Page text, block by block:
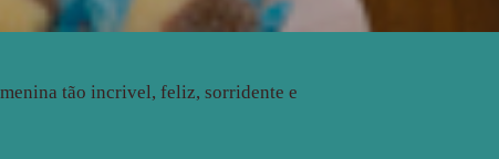
tão incrivel, feliz, sorridente e